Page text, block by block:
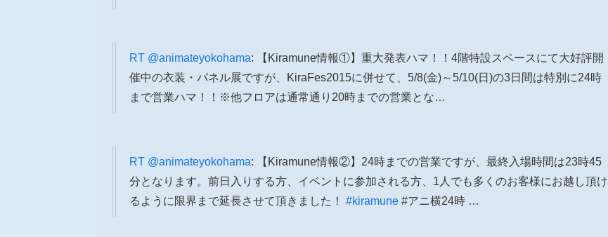
RT @animateyokohama: 【Kiramune情報①】重大発表ハマ！！4階特設スペースにて大好評開
催中の衣装・パネル展ですが、KiraFes2015に併せて、5/8(金)～5/10(日)の3日間は特別に24時
まで営業ハマ！！※他フロアは通常通り20時までの営業とな…
RT @animateyokohama: 【Kiramune情報②】24時までの営業ですが、最終入場時間は23時45
分となります。前日入りする方、イベントに参加される方、1人でも多くのお客様にお越し頂け
るように限界まで延長させて頂きました！ #kiramune #アニ横24時 …